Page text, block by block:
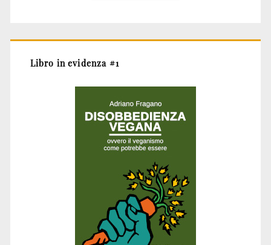
Libro in evidenza #1